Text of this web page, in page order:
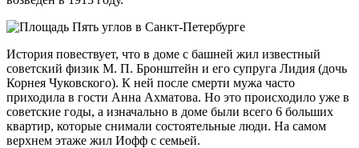
История повествует, что в доме с башней жил известный
советский физик М. П. Бронштейн и его супруга Лидия (дочь
Корнея Чуковского). К ней после смерти мужа часто
приходила в гости Анна Ахматова. Но это происходило уже в
советские годы, а изначально в доме были всего 6 больших
квартир, которые снимали состоятельные люди. На самом
верхнем этаже жил Иофф с семьей.